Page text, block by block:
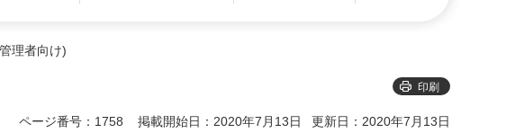
理者向け)
印刷
ページ番号：1758 掲載開始日：2020年7月13日 更新日：2020年7月13日